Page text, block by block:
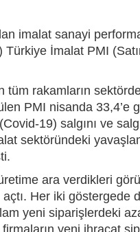
imalat sanayi
İmalat PMI
tüm rakamların
PMI nisanda 33,4’e
19) salgını ve
sektöründeki
ara verdikleri
Her iki göstergede
yeni siparişlerdeki
yeni ihracat